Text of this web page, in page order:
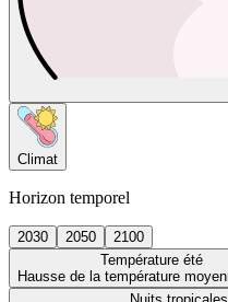
Climat
Horizon temporel
2030 2050
2100
Température été
Hausse de la température